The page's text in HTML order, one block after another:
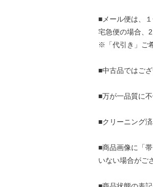
■メール便は、
宅急便の場合、
※「代引き」ご
■中古品ではご
■万が一品質に
■クリーニング済
■商品画像に「
いない場合がご